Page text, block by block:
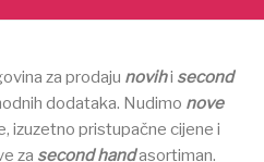
za prodaju novihi second
dodataka. Nudimo nove
izuzetno pristupačne cijene i
za second handasortiman.